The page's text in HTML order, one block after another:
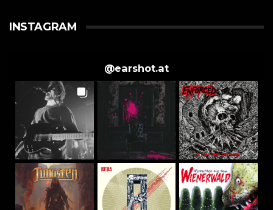
INSTAGRAM
@earshot.at